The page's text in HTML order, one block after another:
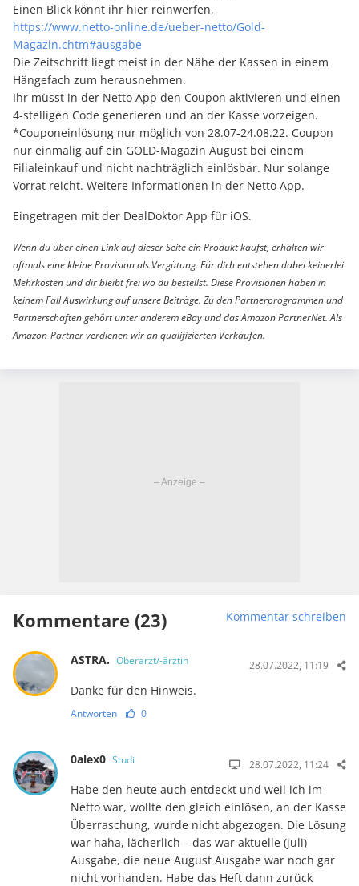
Einen Blick könnt ihr hier reinwerfen,
https://www.netto-online.de/ueber-netto/Gold-
Magazin.chtm#ausgabe
Die Zeitschrift liegt meist in der Nähe der Kassen in einem
Hängefach zum herausnehmen.
Ihr müsst in der Netto App den Coupon aktivieren und einen
4-stelligen Code generieren und an der Kasse vorzeigen.
*Couponeinlösung nur möglich von 28.07-24.08.22. Coupon
nur einmalig auf ein GOLD-Magazin August bei einem
Filialeinkauf und nicht nachträglich einlösbar. Nur solange
Vorrat reicht. Weitere Informationen in der Netto App.
Eingetragen mit der DealDoktor App für iOS.
Wenn du über einen Link auf dieser Seite ein Produkt kaufst, erhalten wir
oftmals eine kleine Provision als Vergütung. Für dich entstehen dabei keinerlei
Mehrkosten und dir bleibt frei wo du bestellst. Diese Provisionen haben in
keinem Fall Auswirkung auf unsere Beiträge. Zu den Partnerprogrammen und
Partnerschaften gehört unter anderem eBay und das Amazon PartnerNet. Als
Amazon-Partner verdienen wir an qualifizierten Verkäufen.
Kommentare (23) Kommentar schreiben
ASTRA. Oberarzt/-ärztin 28.07.2022, 11:19
Danke für den Hinweis.
Antworten 0
0alex0 Studi 28.07.2022, 11:24
Habe den heute auch entdeckt und weil ich im
Netto war, wollte den gleich einlösen, an der Kasse
Überraschung, wurde nicht abgezogen. Die Lösung
war haha, lächerlich – das war aktuelle (juli)
Ausgabe, die neue August Ausgabe war noch gar
nicht vorhanden. Habe das Heft dann zurück